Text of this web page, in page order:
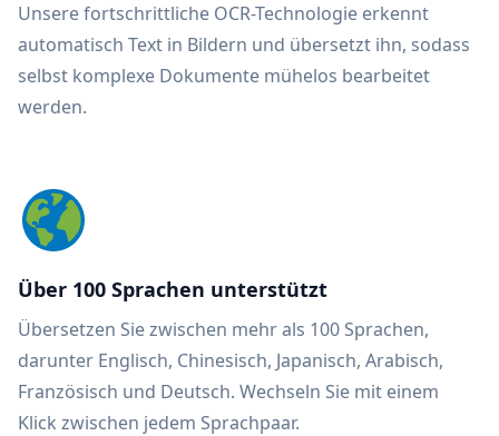
Unsere fortschrittliche OCR-Technologie erkennt
automatisch Text in Bildern und übersetzt ihn, sodass
selbst komplexe Dokumente mühelos bearbeitet
werden.
Über 100 Sprachen unterstützt
Übersetzen Sie zwischen mehr als 100 Sprachen,
darunter Englisch, Chinesisch, Japanisch, Arabisch,
Französisch und Deutsch. Wechseln Sie mit einem
Klick zwischen jedem Sprachpaar.